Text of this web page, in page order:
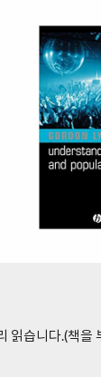
읽습니다.(책을